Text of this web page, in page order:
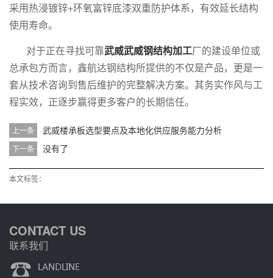
采用热浸镀锌+环氧富锌底漆双重防护体系，有效延长结构
使用寿命。
对于正在寻找可靠武威武威钢结构加工厂的建设单位或
总承包方而言，鑫航达钢结构所提供的不仅是产品，更是一
套从技术咨询到售后维护的完整解决方案。其务实作风与工
程实效，正逐步赢得更多客户的长期信任。
上一条 武威楼承板选型要点及本地化供应服务能力分析
下一条 没有了
本文标签：
CONTACT US
联系我们